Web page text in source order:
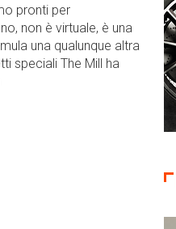
pronti per
non è virtuale, è una
una qualunque altra
speciali The Mill ha